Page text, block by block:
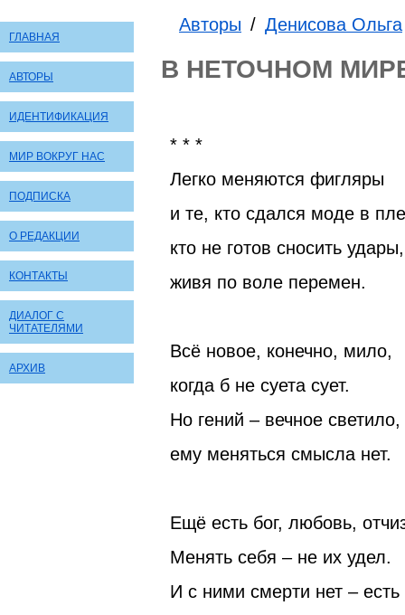
ГЛАВНАЯ
АВТОРЫ
ИДЕНТИФИКАЦИЯ
МИР ВОКРУГ НАС
ПОДПИСКА
О РЕДАКЦИИ
КОНТАКТЫ
ДИАЛОГ С
ЧИТАТЕЛЯМИ
АРХИВ
Авторы / Денисова Ольга
В НЕТОЧНОМ
* * *
Легко меняются фигляры
и те, кто сдался моде в
кто не готов сносить удары,
живя по воле перемен.
Всё новое, конечно, мило,
когда б не суета сует.
Но гений – вечное светило,
ему меняться смысла нет.
Ещё есть бог, любовь,
Менять себя – не их удел.
И с ними смерти нет – есть